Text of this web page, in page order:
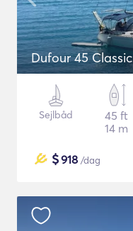
Dufour 45 Classic
Sejlbåd
45 ft
14 m
$918 /dag